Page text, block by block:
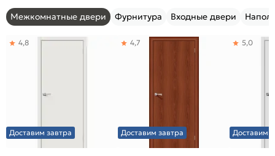
Межкомнатные двери Фурнитура Входные двери
Доставим завтра
4,8
Доставим завтра
4,7
Доставим
5,0